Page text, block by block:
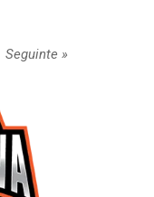
Seguinte »